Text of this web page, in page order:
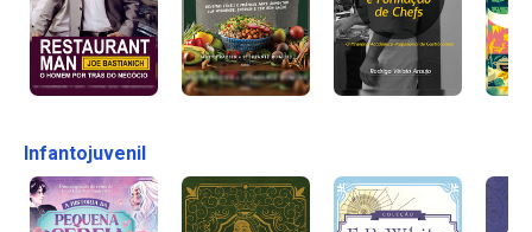
Infantojuvenil